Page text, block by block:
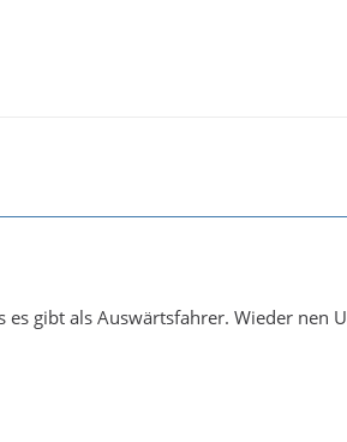
gibt als Auswärtsfahrer. Wieder nen